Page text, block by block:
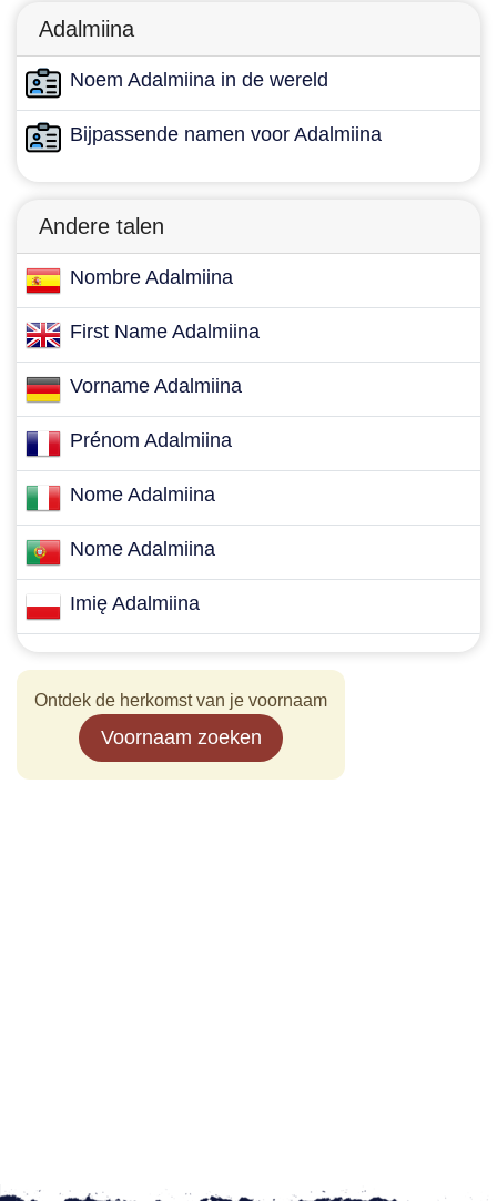
Adalmiina
Noem Adalmiina in de wereld
Bijpassende namen voor Adalmiina
Andere talen
Nombre Adalmiina
First Name Adalmiina
Vorname Adalmiina
Prénom Adalmiina
Nome Adalmiina
Nome Adalmiina
Imię Adalmiina
Ontdek de herkomst van je voornaam
Voornaam zoeken